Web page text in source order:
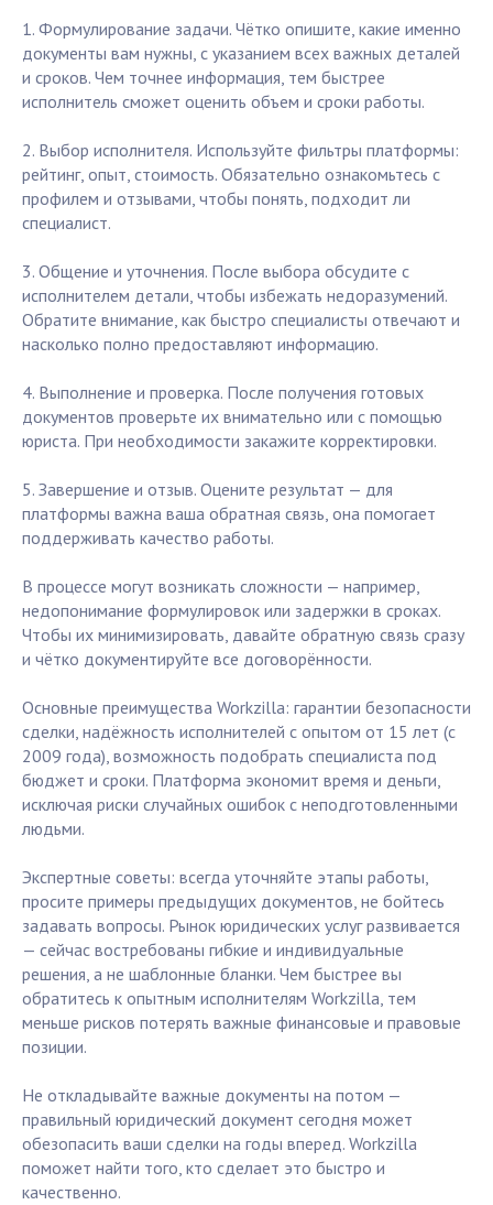
1. Формулирование задачи. Чётко опишите, какие именно
документы вам нужны, с указанием всех важных деталей
и сроков. Чем точнее информация, тем быстрее
исполнитель сможет оценить объем и сроки работы.
2. Выбор исполнителя. Используйте фильтры платформы:
рейтинг, опыт, стоимость. Обязательно ознакомьтесь с
профилем и отзывами, чтобы понять, подходит ли
специалист.
3. Общение и уточнения. После выбора обсудите с
исполнителем детали, чтобы избежать недоразумений.
Обратите внимание, как быстро специалисты отвечают и
насколько полно предоставляют информацию.
4. Выполнение и проверка. После получения готовых
документов проверьте их внимательно или с помощью
юриста. При необходимости закажите корректировки.
5. Завершение и отзыв. Оцените результат — для
платформы важна ваша обратная связь, она помогает
поддерживать качество работы.
В процессе могут возникать сложности — например,
недопонимание формулировок или задержки в сроках.
Чтобы их минимизировать, давайте обратную связь сразу
и чётко документируйте все договорённости.
Основные преимущества Workzilla: гарантии безопасности
сделки, надёжность исполнителей с опытом от 15 лет (с
2009 года), возможность подобрать специалиста под
бюджет и сроки. Платформа экономит время и деньги,
исключая риски случайных ошибок с неподготовленными
людьми.
Экспертные советы: всегда уточняйте этапы работы,
просите примеры предыдущих документов, не бойтесь
задавать вопросы. Рынок юридических услуг развивается
— сейчас востребованы гибкие и индивидуальные
решения, а не шаблонные бланки. Чем быстрее вы
обратитесь к опытным исполнителям Workzilla, тем
меньше рисков потерять важные финансовые и правовые
позиции.
Не откладывайте важные документы на потом —
правильный юридический документ сегодня может
обезопасить ваши сделки на годы вперед. Workzilla
поможет найти того, кто сделает это быстро и
качественно.